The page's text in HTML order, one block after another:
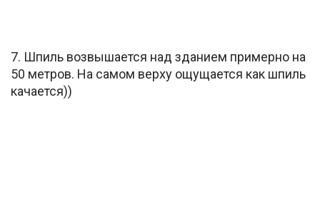
7. Шпиль возвышается над зданием примерно на
50 метров. На самом верху ощущается как шпиль
качается))